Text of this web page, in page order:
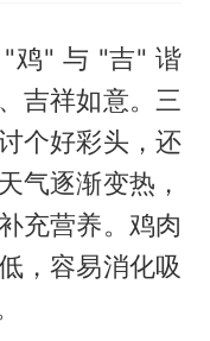
"鸡" 与 "吉" 谐
吉祥如意。三
个好彩头，还
气逐渐变热，
充营养。鸡肉
，容易消化吸